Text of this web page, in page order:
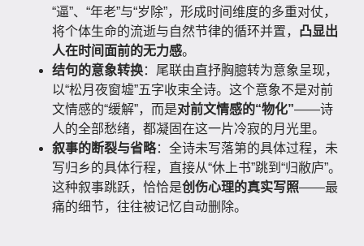
“逼”、“年老”与“岁除”，形成时间维度的多重对仗，
将个体生命的流逝与自然节律的循环并置， 凸显出
人在时间面前的无力感。
结句的意象转换：尾联由直抒胸臆转为意象呈现，
以“松月夜窗墟”五字收束全诗。这个意象不是对前
文情感的“缓解”，而是对前文情感的“物化”——诗
人的全部愁绪，都凝固在这一片冷寂的月光里。
叙事的断裂与省略：全诗未写落第的具体过程，未
写归乡的具体行程，直接从“休上书”跳到“归敝庐”。
这种叙事跳跃，恰恰是创伤心理的真实写照——最
痛的细节，往往被记忆自动删除。